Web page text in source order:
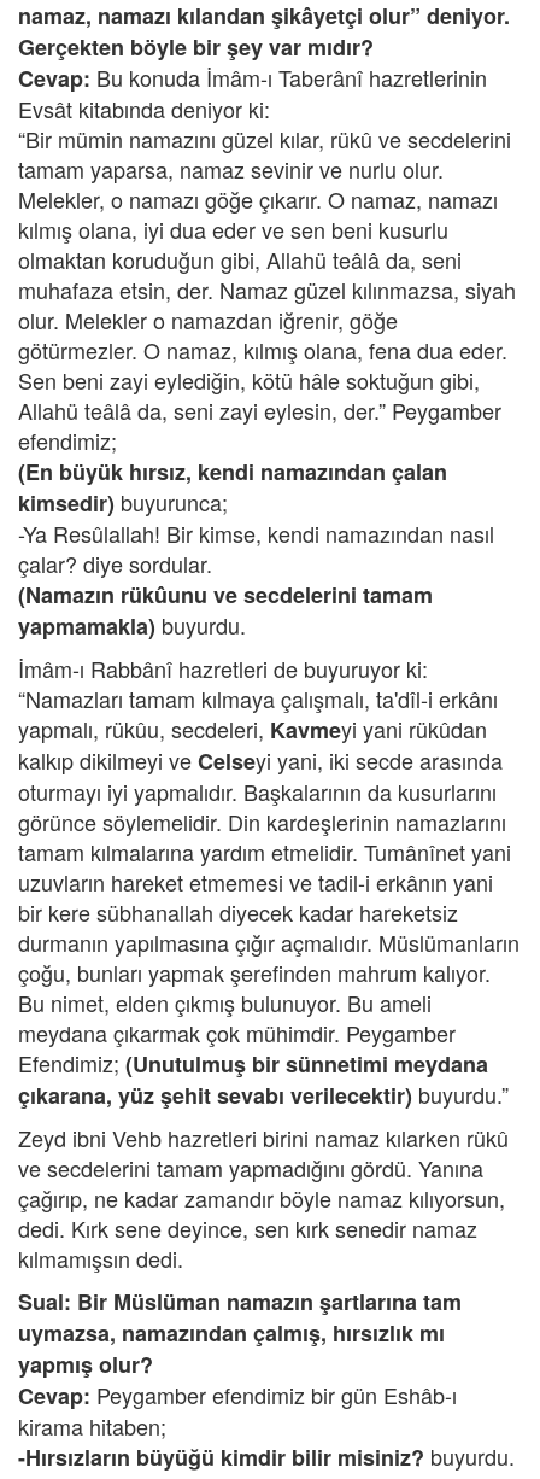
namaz, namazı kılandan şikâyetçi olur” deniyor.
Gerçekten böyle bir şey var mıdır?
Cevap: Bu konuda İmâm-ı Taberânî hazretlerinin
Evsât kitabında deniyor ki:
“Bir mümin namazını güzel kılar, rükû ve secdelerini
tamam yaparsa, namaz sevinir ve nurlu olur.
Melekler, o namazı göğe çıkarır. O namaz, namazı
kılmış olana, iyi dua eder ve sen beni kusurlu
olmaktan koruduğun gibi, Allahü teâlâ da, seni
muhafaza etsin, der. Namaz güzel kılınmazsa, siyah
olur. Melekler o namazdan iğrenir, göğe
götürmezler. O namaz, kılmış olana, fena dua eder.
Sen beni zayi eylediğin, kötü hâle soktuğun gibi,
Allahü teâlâ da, seni zayi eylesin, der.” Peygamber
efendimiz;
(En büyük hırsız, kendi namazından çalan
kimsedir) buyurunca;
-Ya Resûlallah! Bir kimse, kendi namazından nasıl
çalar? diye sordular.
(Namazın rükûunu ve secdelerini tamam
yapmamakla) buyurdu.
İmâm-ı Rabbânî hazretleri de buyuruyor ki:
“Namazları tamam kılmaya çalışmalı, ta'dîl-i erkânı
yapmalı, rükûu, secdeleri, Kavmeyi yani rükûdan
kalkıp dikilmeyi veCelseyi yani, iki secde arasında
oturmayı iyi yapmalıdır. Başkalarının da kusurlarını
görünce söylemelidir. Din kardeşlerinin namazlarını
tamam kılmalarına yardım etmelidir. Tumânînet yani
uzuvların hareket etmemesi ve tadil-i erkânın yani
bir kere sübhanallah diyecek kadar hareketsiz
durmanın yapılmasına çığır açmalıdır. Müslümanların
çoğu, bunları yapmak şerefinden mahrum kalıyor.
Bu nimet, elden çıkmış bulunuyor. Bu ameli
meydana çıkarmak çok mühimdir. Peygamber
Efendimiz; (Unutulmuş bir sünnetimi meydana
çıkarana, yüz şehit sevabı verilecektir) buyurdu.”
Zeyd ibni Vehb hazretleri birini namaz kılarken rükû
ve secdelerini tamam yapmadığını gördü. Yanına
çağırıp, ne kadar zamandır böyle namaz kılıyorsun,
dedi. Kırk sene deyince, sen kırk senedir namaz
kılmamışsın dedi.
Sual: Bir Müslüman namazın şartlarına tam
uymazsa, namazından çalmış, hırsızlık mı
yapmış olur?
Cevap: Peygamber efendimiz bir gün Eshâb-ı
kirama hitaben;
-Hırsızların büyüğü kimdir bilir misiniz? buyurdu.